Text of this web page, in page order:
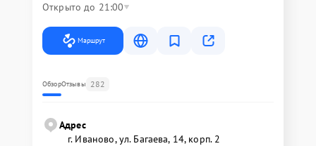
Открыто до 21:00
Маршрут
ОбзорОтзывы 282
Адрес
г. Иваново, ул. Багаева, 14, корп. 2